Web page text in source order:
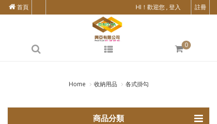
HI！歡迎您 , 登入 註冊
首頁
0
Home 收納用品 各式掛勾
商品分類